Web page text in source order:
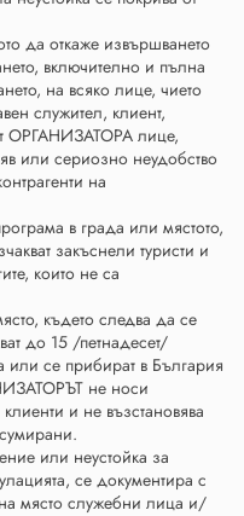
да откаже извършването
включително и пълна
на всяко лице, чието
служител, клиент,
ОРГАНИЗАТОРА лице,
или сериозно неудобство
на
в града или мястото,
закъснели туристи и
които не са
където следва да се
до 15 /петнадесет/
или се прибират в България
не носи
и не възстановява
или неустойка за
се документира с
място служебни лица и/